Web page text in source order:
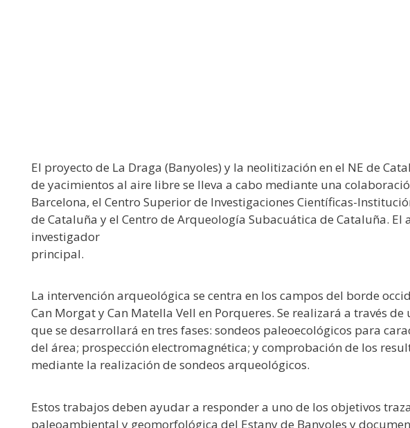
El proyecto de La Draga (Banyoles) y la neolitización en el NE de
de yacimientos al aire libre se lleva a cabo mediante una
Barcelona, ​​el Centro Superior de Investigaciones Científicas-
de Cataluña y el Centro de Arqueología Subacuática de Cataluña. El
investigador
principal.
La intervención arqueológica se centra en los campos del borde
Can Morgat y Can Matella Vell en Porqueres. Se realizará a través
que se desarrollará en tres fases: sondeos paleoecológicos para
del área; prospección electromagnética; y comprobación de los
mediante la realización de sondeos arqueológicos.
Estos trabajos deben ayudar a responder a uno de los objetivos
paleoambiental y geomorfológica del Estany de Banyoles y